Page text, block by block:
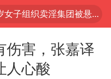
27岁女子组织卖淫集团被悬赏通缉
泰国校园枪击案死亡人数升至7人
的“青海拉面”店
伤害，张嘉译
人心酸